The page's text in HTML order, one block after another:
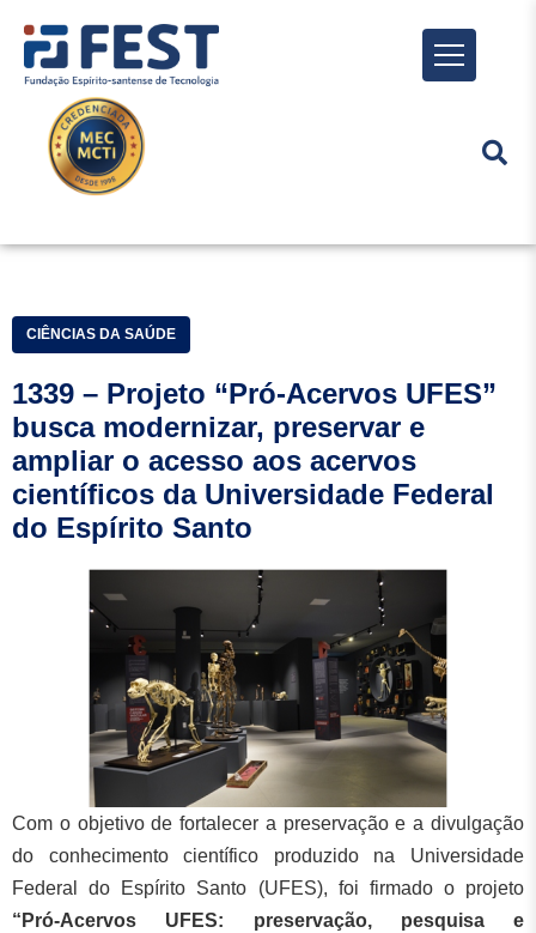
Menu
CIÊNCIAS DA SAÚDE
1339 – Projeto “Pró-Acervos UFES”
busca modernizar, preservar e
ampliar o acesso aos acervos
científicos da Universidade Federal
do Espírito Santo
Com o objetivo de fortalecer a preservação e a divulgação
do conhecimento científico produzido na Universidade
Federal do Espírito Santo (UFES), foi firmado o projeto
“Pró-Acervos UFES: preservação, pesquisa e